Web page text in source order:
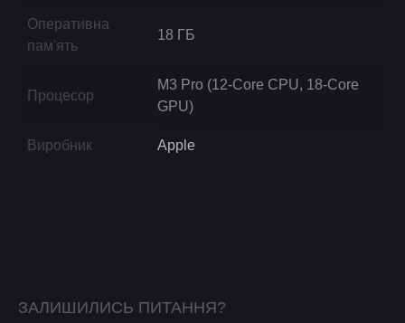
Оперативна
пам'ять
18 ГБ
Процесор
M3 Pro (12-Core CPU, 18-Core
GPU)
Виробник Apple
ЗАЛИШИЛИСЬ ПИТАННЯ?